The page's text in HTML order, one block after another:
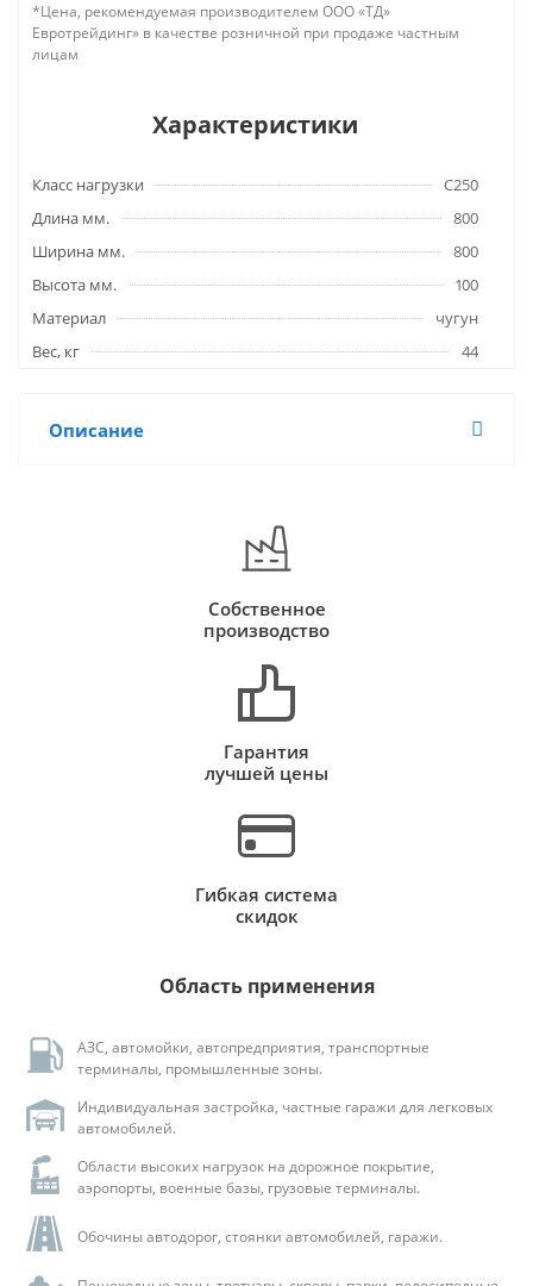
*Цена, рекомендуемая производителем ООО «ТД»
Евротрейдинг» в качестве розничной при продаже частным
лицам
Характеристики
Класс нагрузки
C250
Длина мм.
800
Ширина мм.
800
Высота мм.
100
Материал
чугун
Вес, кг
44
Описание
Собственное
производство
Гарантия
лучшей цены
Гибкая система
скидок
Область применения
АЗС, автомойки, автопредприятия, транспортные
терминалы, промышленные зоны.
Индивидуальная застройка, частные гаражи для легковых
автомобилей.
Области высоких нагрузок на дорожное покрытие,
аэропорты, военные базы, грузовые терминалы.
Обочины автодорог, стоянки автомобилей, гаражи.